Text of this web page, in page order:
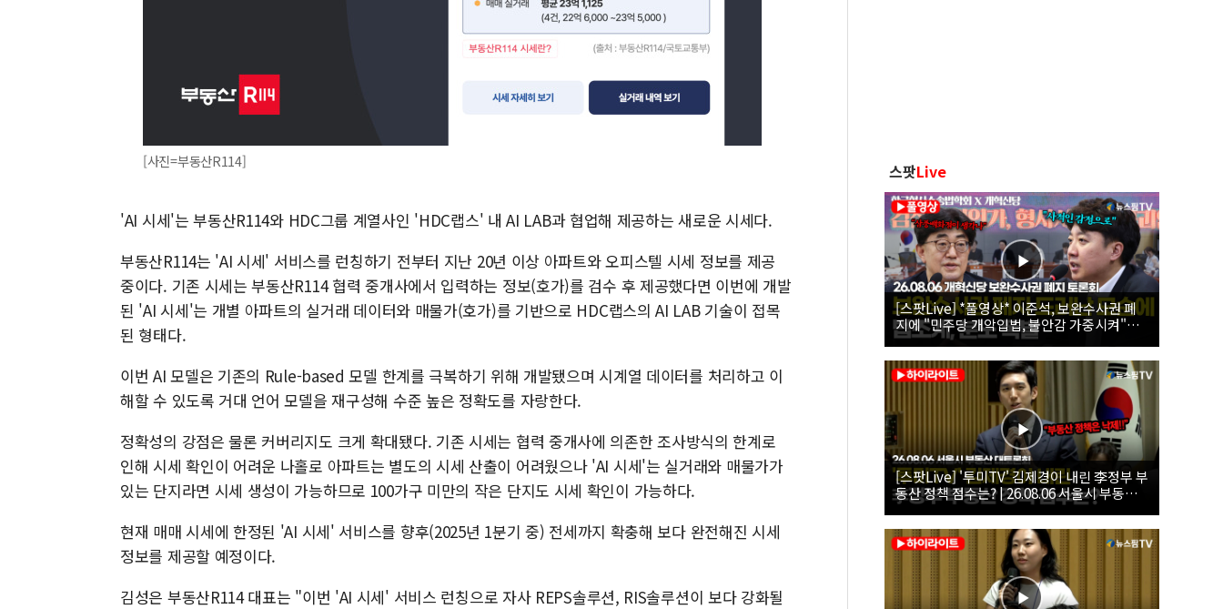
[사진=부동산R114]
'AI 시세'는 부동산R114와 HDC그룹 계열사인 'HDC랩스' 내 AI LAB과 협업해 제공하는 새로운 시세다.
부동산R114는 'AI 시세' 서비스를 런칭하기 전부터 지난 20년 이상 아파트와 오피스텔 시세 정보를 제공
중이다. 기존 시세는 부동산R114 협력 중개사에서 입력하는 정보(호가)를 검수 후 제공했다면 이번에 개발
된 'AI 시세'는 개별 아파트의 실거래 데이터와 매물가(호가)를 기반으로 HDC랩스의 AI LAB 기술이 접목
된 형태다.
이번 AI 모델은 기존의 Rule-based 모델 한계를 극복하기 위해 개발됐으며 시계열 데이터를 처리하고 이
해할 수 있도록 거대 언어 모델을 재구성해 수준 높은 정확도를 자랑한다.
정확성의 강점은 물론 커버리지도 크게 확대됐다. 기존 시세는 협력 중개사에 의존한 조사방식의 한계로
인해 시세 확인이 어려운 나홀로 아파트는 별도의 시세 산출이 어려웠으나 'AI 시세'는 실거래와 매물가가
있는 단지라면 시세 생성이 가능하므로 100가구 미만의 작은 단지도 시세 확인이 가능하다.
현재 매매 시세에 한정된 'AI 시세' 서비스를 향후(2025년 1분기 중) 전세까지 확충해 보다 완전해진 시세
정보를 제공할 예정이다.
김성은 부동산R114 대표는 "이번 'AI 시세' 서비스 런칭으로 자사 REPS솔루션, RIS솔루션이 보다 강화될
스팟Live
[스팟Live] *풀영상* 이준석, 보완수사권 폐
지에 "민주당 개악입법, 불안감 가중시켜"｜
26.08.06 개혁신당 보완수사권 폐지 토론회
[스팟Live] '투미TV' 김제경이 내린 李정부 부
동산 정책 점수는? | 26.08.06 서울시 부동산
대토론회